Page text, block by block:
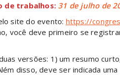
de trabalhos:31 de julho de
site do evento: https://
você deve primeiro se
versões: 1) um resumo
disso, deve ser indicada